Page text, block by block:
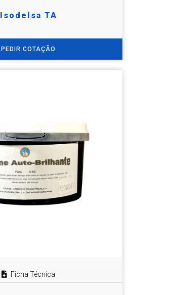
Isodelsa TA
PEDIR COTAÇÃO
Ficha Técnica